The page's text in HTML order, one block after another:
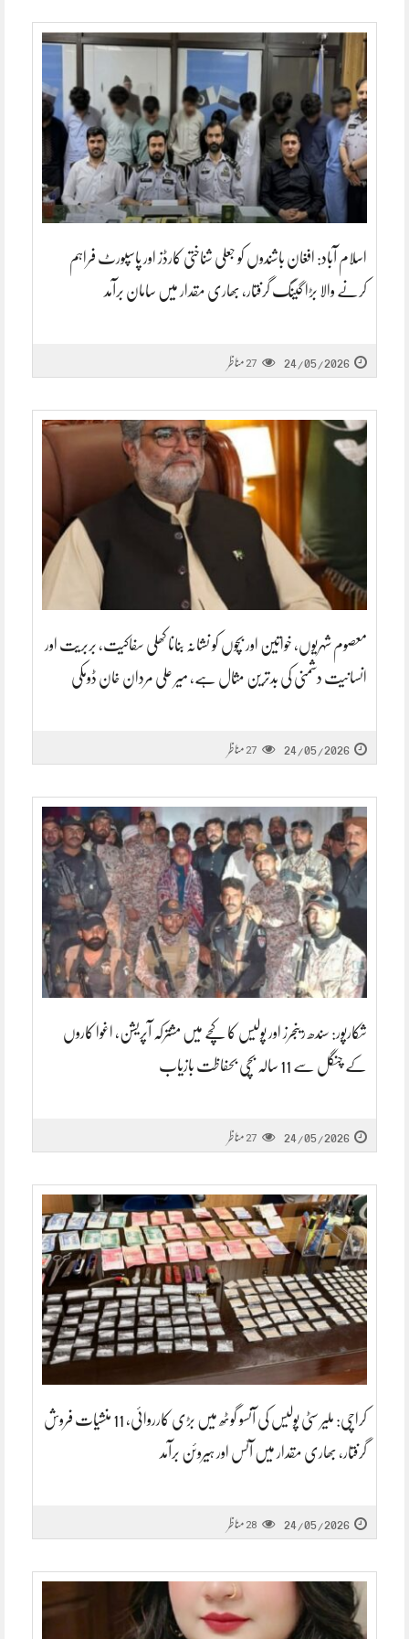
اسلام آباد: افغان باشندوں کو جعلی شناختی کارڈز اور پاسپورٹ فراہم
کرنے والا بڑا گینگ گرفتار، بھاری مقدار میں سامان برآمد
24/05/2026
27 مناظر
معصوم شہریوں، خواتین اور بچوں کو نشانہ بنانا کھلی سفاکیت، بربریت اور
انسانیت دشمنی کی بدترین مثال ہے، میر علی مردان خان ڈومکی
24/05/2026
27 مناظر
شکارپور: سندھ رینجرز اور پولیس کا کچے میں مشترکہ آپریشن، اغوا کاروں
کے چنگل سے 11 سالہ بچی بحفاظت بازیاب
24/05/2026
27 مناظر
کراچی: ملیر سٹی پولیس کی آنسو گوٹھ میں بڑی کارروائی، 11 منشیات فروش
گرفتار، بھاری مقدار میں آئس اور ہیروئن برآمد
24/05/2026
28 مناظر